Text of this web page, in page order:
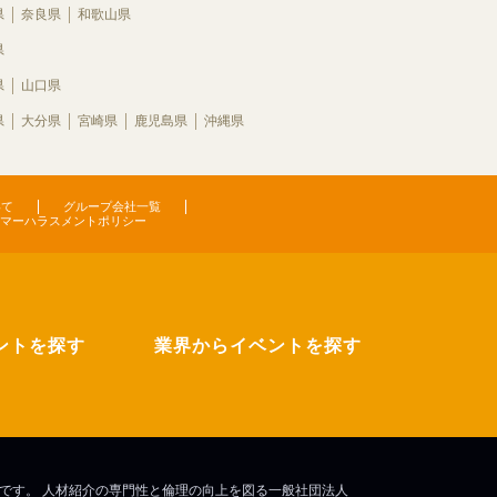
奈良県 和歌山県
山口県
大分県 宮崎県 鹿児島県 沖縄県
グループ会社一覧
ーハラスメントポリシー
トを探す 業界からイベントを探す